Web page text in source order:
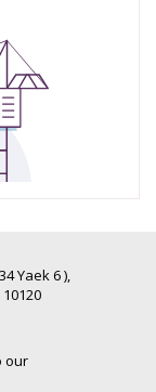
Yaek 6 ),
our